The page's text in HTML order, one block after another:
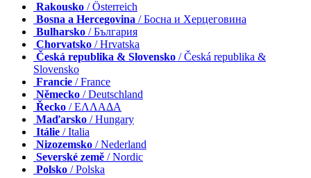
Rakousko / Österreich
Bosna a Hercegovina / Босна и Херцеговина
Bulharsko / България
Chorvatsko / Hrvatska
Česká republika & Slovensko / Česká republika &
Slovensko
Francie / France
Německo / Deutschland
Řecko / ΕΛΛΑΔΑ
Maďarsko / Hungary
Itálie / Italia
Nizozemsko / Nederland
Severské země / Nordic
Polsko / Polska